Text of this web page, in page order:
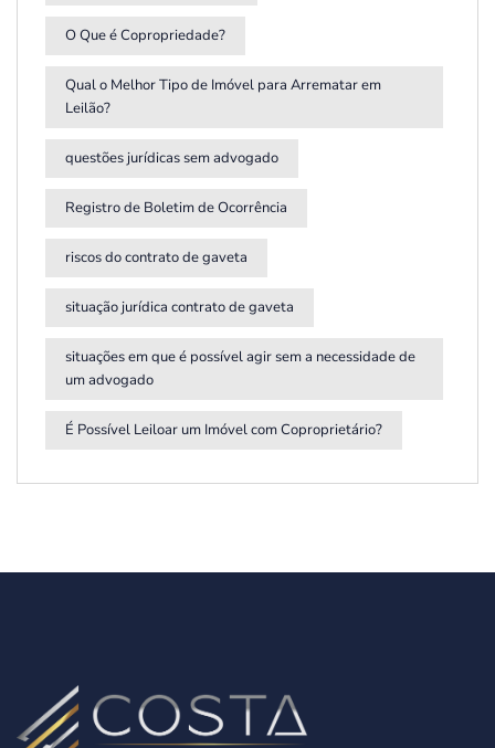
O Que é Copropriedade?
Qual o Melhor Tipo de Imóvel para Arrematar em
Leilão?
questões jurídicas sem advogado
Registro de Boletim de Ocorrência
riscos do contrato de gaveta
situação jurídica contrato de gaveta
situações em que é possível agir sem a necessidade de
um advogado
É Possível Leiloar um Imóvel com Coproprietário?